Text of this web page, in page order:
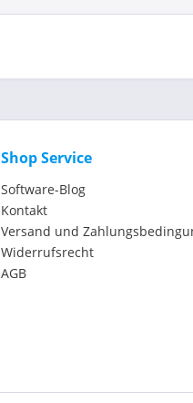
Shop Service
Software-Blog
Kontakt
Versand und
Widerrufsrecht
AGB